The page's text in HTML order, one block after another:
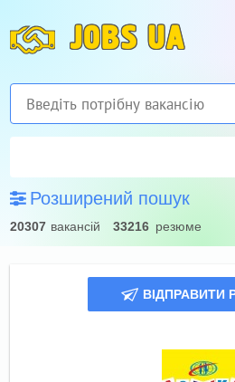
JOBS UA
Розширений пошук
20307 вакансій 33216 резюме
ВІДПРАВИТИ